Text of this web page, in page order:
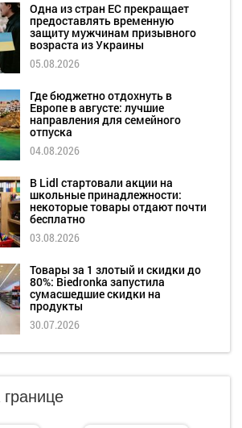
Одна из стран ЕС прекращает
предоставлять временную
защиту мужчинам призывного
возраста из Украины
05.08.2026
Где бюджетно отдохнуть в
Европе в августе: лучшие
направления для семейного
отпуска
04.08.2026
В Lidl стартовали акции на
школьные принадлежности:
некоторые товары отдают почти
бесплатно
03.08.2026
Товары за 1 злотый и скидки до
80%: Biedronka запустила
сумасшедшие скидки на
продукты
30.07.2026